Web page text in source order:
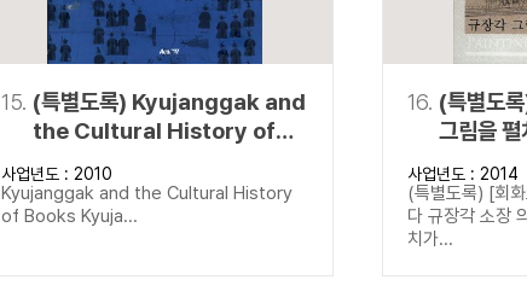
15. (특별도록) Kyujanggak and
the Cultural History of
Books Kyujanggak
Rediscovering its History
and Culture
사업년도 : 2010
Kyujanggak and the Cultural History
of Books Kyuja...
16. (특별도
그림을 펼
사업년도 : 2014
(특별도록) [회
다 규장각 소장
치가...